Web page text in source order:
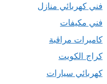
فني كهربائي منازل
فني مكيفات
كاميرات مراقبة
كراج الكويت
كهربائي سيارات